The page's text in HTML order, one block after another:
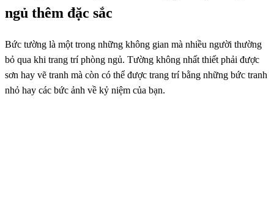
ngủ thêm đặc sắc
Bức tường là một trong những không gian mà nhiều người thường
bỏ qua khi trang trí phòng ngủ. Tường không nhất thiết phải được
sơn hay vẽ tranh mà còn có thể được trang trí bằng những bức tranh
nhỏ hay các bức ảnh về kỷ niệm của bạn.